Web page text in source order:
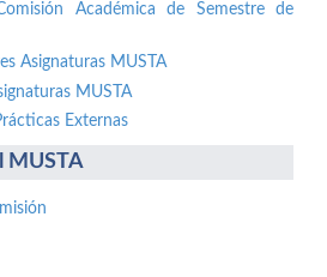
Académica de Semestre de
Asignaturas MUSTA
MUSTA
Externas
MUSTA